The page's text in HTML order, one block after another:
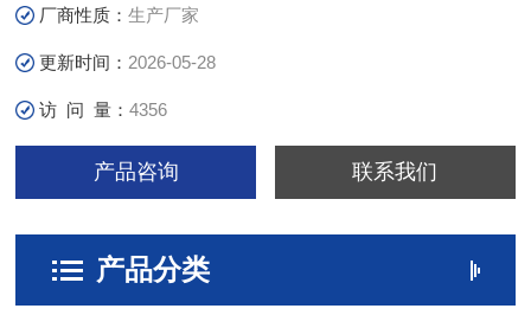
厂商性质：生产厂家
更新时间： 2026-05-28
访 问 量：4356
产品咨询 联系我们
产品分类